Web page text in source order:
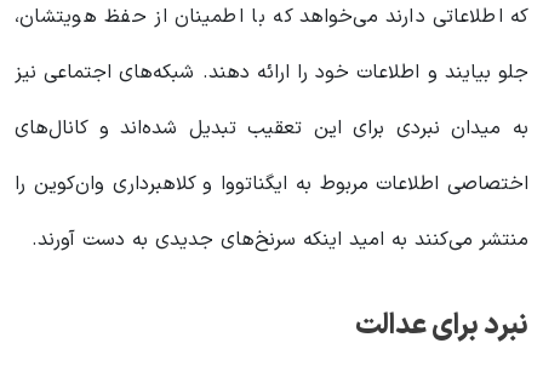
که اطلاعاتی دارند می‌خواهد که با اطمینان از حفظ هویتشان،
جلو بیایند و اطلاعات خود را ارائه دهند. شبکه‌های اجتماعی نیز
به میدان نبردی برای این تعقیب تبدیل شده‌اند و کانال‌های
اختصاصی اطلاعات مربوط به ایگناتووا و کلاهبرداری وان‌کوین را
منتشر می‌کنند به امید اینکه سرنخ‌های جدیدی به دست آورند.
نبرد برای عدالت